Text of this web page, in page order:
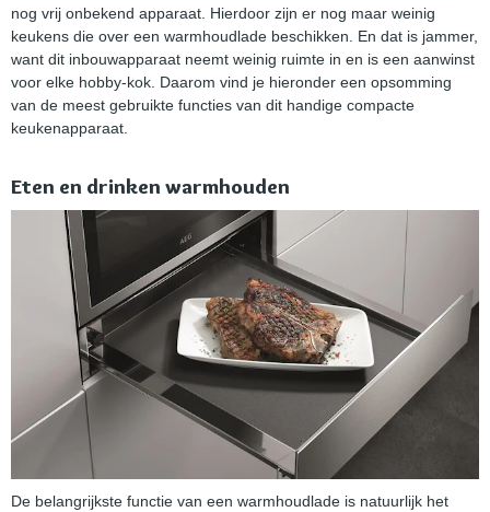
nog vrij onbekend apparaat. Hierdoor zijn er nog maar weinig
keukens die over een warmhoudlade beschikken. En dat is jammer,
want dit inbouwapparaat neemt weinig ruimte in en is een aanwinst
voor elke hobby-kok. Daarom vind je hieronder een opsomming
van de meest gebruikte functies van dit handige compacte
keukenapparaat.
Eten en drinken warmhouden
De belangrijkste functie van een warmhoudlade is natuurlijk het